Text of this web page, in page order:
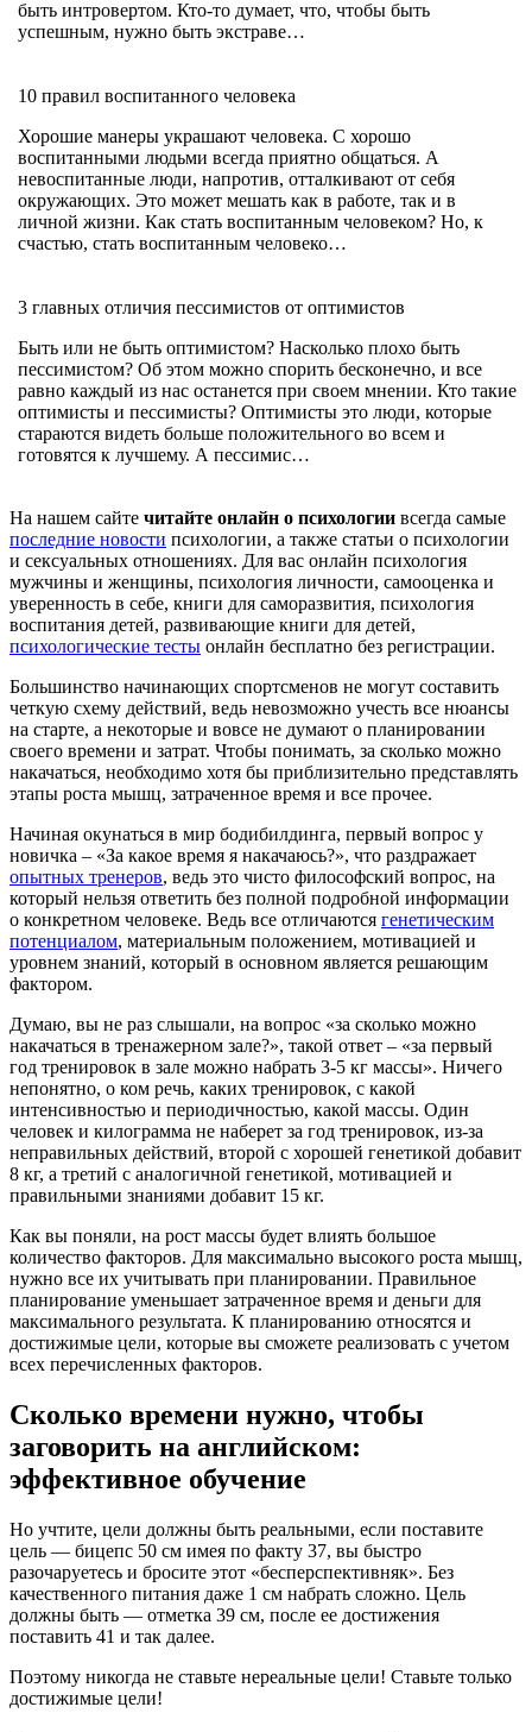
быть интровертом. Кто-то думает, что, чтобы быть
успешным, нужно быть экстраве…
10 правил воспитанного человека
Хорошие манеры украшают человека. С хорошо
воспитанными людьми всегда приятно общаться. А
невоспитанные люди, напротив, отталкивают от себя
окружающих. Это может мешать как в работе, так и в
личной жизни. Как стать воспитанным человеком? Но, к
счастью, стать воспитанным человеко…
3 главных отличия пессимистов от оптимистов
Быть или не быть оптимистом? Насколько плохо быть
пессимистом? Об этом можно спорить бесконечно, и все
равно каждый из нас останется при своем мнении. Кто такие
оптимисты и пессимисты? Оптимисты это люди, которые
стараются видеть больше положительного во всем и
готовятся к лучшему. А пессимис…
На нашем сайте читайте онлайн о психологии всегда самые
последние новости психологии, а также статьи о психологии
и сексуальных отношениях. Для вас онлайн психология
мужчины и женщины, психология личности, самооценка и
уверенность в себе, книги для саморазвития, психология
воспитания детей, развивающие книги для детей,
психологические тесты онлайн бесплатно без регистрации.
Большинство начинающих спортсменов не могут составить
четкую схему действий, ведь невозможно учесть все нюансы
на старте, а некоторые и вовсе не думают о планировании
своего времени и затрат. Чтобы понимать, за сколько можно
накачаться, необходимо хотя бы приблизительно представлять
этапы роста мышц, затраченное время и все прочее.
Начиная окунаться в мир бодибилдинга, первый вопрос у
новичка – «За какое время я накачаюсь?», что раздражает
опытных тренеров, ведь это чисто философский вопрос, на
который нельзя ответить без полной подробной информации
о конкретном человеке. Ведь все отличаются генетическим
потенциалом, материальным положением, мотивацией и
уровнем знаний, который в основном является решающим
фактором.
Думаю, вы не раз слышали, на вопрос «за сколько можно
накачаться в тренажерном зале?», такой ответ – «за первый
год тренировок в зале можно набрать 3-5 кг массы». Ничего
непонятно, о ком речь, каких тренировок, с какой
интенсивностью и периодичностью, какой массы. Один
человек и килограмма не наберет за год тренировок, из-за
неправильных действий, второй с хорошей генетикой добавит
8 кг, а третий с аналогичной генетикой, мотивацией и
правильными знаниями добавит 15 кг.
Как вы поняли, на рост массы будет влиять большое
количество факторов. Для максимально высокого роста мышц,
нужно все их учитывать при планировании. Правильное
планирование уменьшает затраченное время и деньги для
максимального результата. К планированию относятся и
достижимые цели, которые вы сможете реализовать с учетом
всех перечисленных факторов.
Сколько времени нужно, чтобы
заговорить на английском:
эффективное обучение
Но учтите, цели должны быть реальными, если поставите
цель — бицепс 50 см имея по факту 37, вы быстро
разочаруетесь и бросите этот «бесперспективняк». Без
качественного питания даже 1 см набрать сложно. Цель
должны быть — отметка 39 см, после ее достижения
поставить 41 и так далее.
Поэтому никогда не ставьте нереальные цели! Ставьте только
достижимые цели!